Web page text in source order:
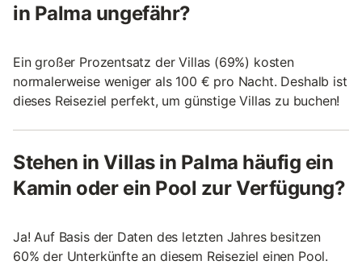
in Palma ungefähr?
Ein großer Prozentsatz der Villas (69%) kosten
normalerweise weniger als 100 € pro Nacht. Deshalb ist
dieses Reiseziel perfekt, um günstige Villas zu buchen!
Stehen in Villas in Palma häufig ein
Kamin oder ein Pool zur Verfügung?
Ja! Auf Basis der Daten des letzten Jahres besitzen
60% der Unterkünfte an diesem Reiseziel einen Pool.